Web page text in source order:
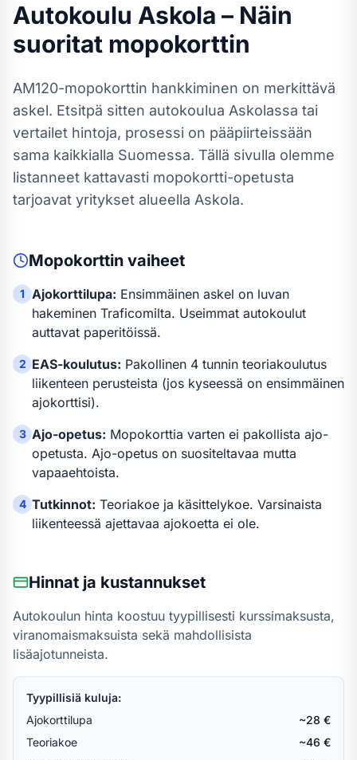
Autokoulu Askola – Näin
suoritat mopokorttin
AM120-mopokorttin hankkiminen on merkittävä
askel. Etsitpä sitten autokoulua Askolassa tai
vertailet hintoja, prosessi on pääpiirteissään
sama kaikkialla Suomessa. Tällä sivulla olemme
listanneet kattavasti mopokortti-opetusta
tarjoavat yritykset alueella Askola.
Mopokorttin vaiheet
1 Ajokorttilupa: Ensimmäinen askel on luvan
hakeminen Traficomilta. Useimmat autokoulut
auttavat paperitöissä.
2 EAS-koulutus: Pakollinen 4 tunnin teoriakoulutus
liikenteen perusteista (jos kyseessä on ensimmäinen
ajokorttisi).
3 Ajo-opetus: Mopokorttia varten ei pakollista ajo-
opetusta. Ajo-opetus on suositeltavaa mutta
vapaaehtoista.
4 Tutkinnot: Teoriakoe ja käsittelykoe. Varsinaista
liikenteessä ajettavaa ajokoetta ei ole.
Hinnat ja kustannukset
Autokoulun hinta koostuu tyypillisesti kurssimaksusta,
viranomaismaksuista sekä mahdollisista
lisäajotunneista.
Tyypillisiä kuluja:
Ajokorttilupa
~28 €
Teoriakoe
~46 €